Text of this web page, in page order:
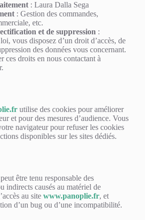
: Laura Dalla Sega
: Gestion des commandes,
etc.
et de suppression :
vous disposez d’un droit d’accès, de
des données vous concernant.
ces droits en nous contactant à
utilise des cookies pour améliorer
et pour des mesures d’audience. Vous
navigateur pour refuser les cookies
disponibles sur les sites dédiés.
être tenu responsable des
indirects causés au matériel de
au site www.panoplie.fr, et
d’un bug ou d’une incompatibilité.